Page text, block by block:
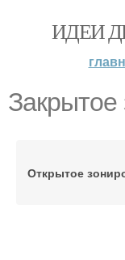
ИДЕИ
Закрытое
Открытое